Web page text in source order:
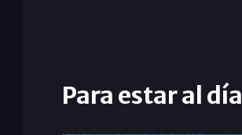
Para estar al día